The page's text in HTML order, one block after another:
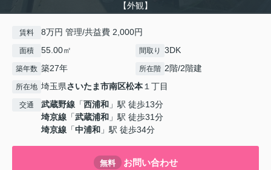
【外観】
賃料 8万円 管理/共益費 2,000円
面積 55.00㎡ 間取り 3DK
築年数 築27年 所在階 2階/2階建
所在地 埼玉県さいたま市南区松本１丁目
交通 武蔵野線 「西浦和 」駅 徒歩13分
埼京線 「武蔵浦和 」駅 徒歩31分
埼京線 「中浦和 」駅 徒歩34分
無料 お問い合わせ